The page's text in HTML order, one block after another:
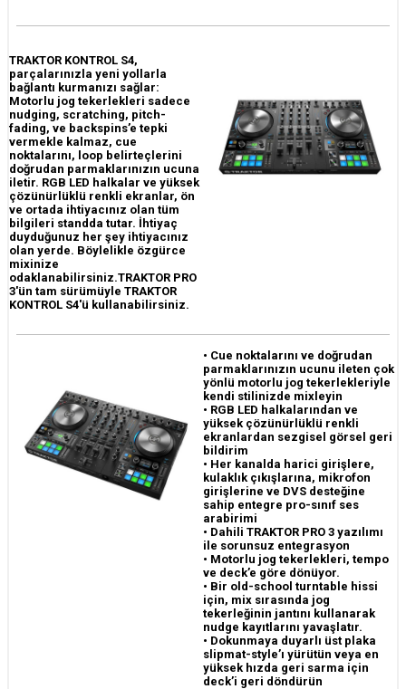
TRAKTOR KONTROL S4,
parçalarınızla yeni yollarla
bağlantı kurmanızı sağlar:
Motorlu jog tekerlekleri sadece
nudging, scratching, pitch-
fading, ve backspins’e tepki
vermekle kalmaz, cue
noktalarını, loop belirteçlerini
doğrudan parmaklarınızın ucuna
iletir. RGB LED halkalar ve yüksek
çözünürlüklü renkli ekranlar, ön
ve ortada ihtiyacınız olan tüm
bilgileri standda tutar. İhtiyaç
duyduğunuz her şey ihtiyacınız
olan yerde. Böylelikle özgürce
mixinize
odaklanabilirsiniz.TRAKTOR PRO
3'ün tam sürümüyle TRAKTOR
KONTROL S4'ü kullanabilirsiniz.
• Cue noktalarını ve doğrudan
parmaklarınızın ucunu ileten çok
yönlü motorlu jog tekerlekleriyle
kendi stilinizde mixleyin
• RGB LED halkalarından ve
yüksek çözünürlüklü renkli
ekranlardan sezgisel görsel geri
bildirim
• Her kanalda harici girişlere,
kulaklık çıkışlarına, mikrofon
girişlerine ve DVS desteğine
sahip entegre pro-sınıf ses
arabirimi
• Dahili TRAKTOR PRO 3 yazılımı
ile sorunsuz entegrasyon
• Motorlu jog tekerlekleri, tempo
ve deck’e göre dönüyor.
• Bir old-school turntable hissi
için, mix sırasında jog
tekerleğinin jantını kullanarak
nudge kayıtlarını yavaşlatır.
• Dokunmaya duyarlı üst plaka
slipmat-style’ı yürütün veya en
yüksek hızda geri sarma için
deck’i geri döndürün